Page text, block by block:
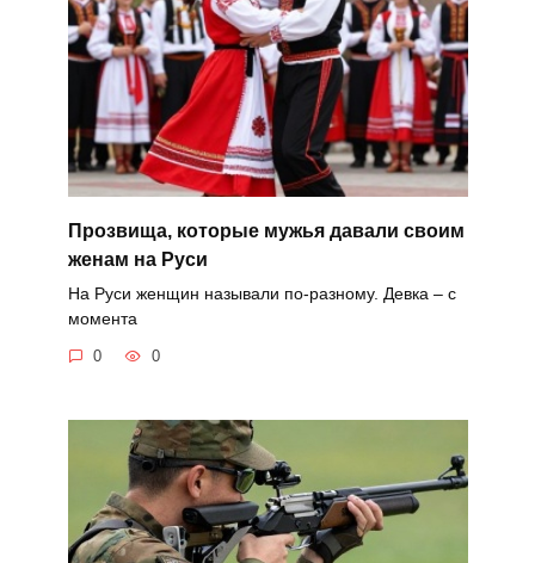
Прозвища, которые мужья давали своим
женам на Руси
На Руси женщин называли по-разному. Девка – с
момента
0 0